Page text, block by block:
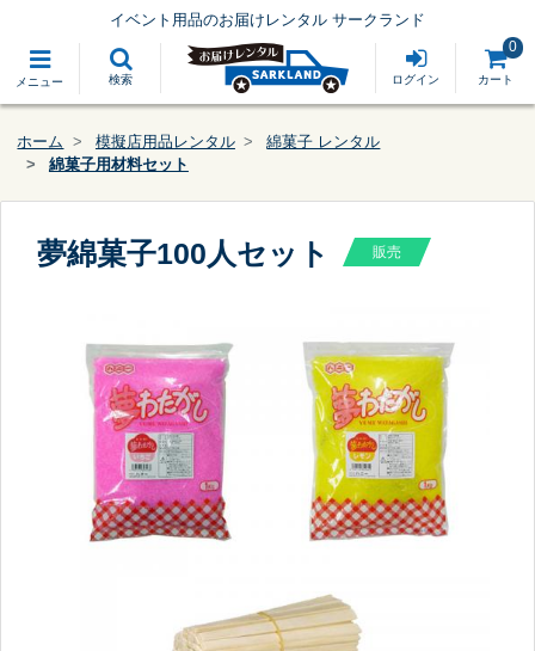
メニュー 検索
イベント用品のお届けレンタル サークランド
ログイン カート
0
ホーム 模擬店用品レンタル
綿菓子 レンタル
綿菓子用材料セット
夢綿菓子100人セット 販売